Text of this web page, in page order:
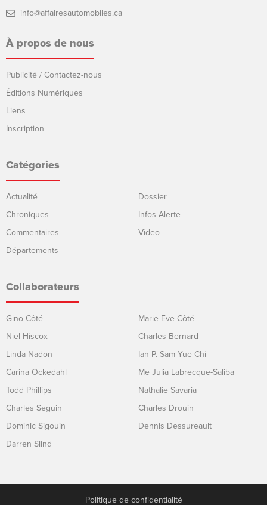
info@affairesautomobiles.ca
À propos de nous
Publicité / Contactez-nous
Éditions Numériques
Liens
Inscription
Catégories
Actualité
Chroniques
Commentaires
Départements
Dossier
Infos Alerte
Video
Collaborateurs
Gino Côté
Niel Hiscox
Linda Nadon
Carina Ockedahl
Todd Phillips
Charles Seguin
Dominic Sigouin
Darren Slind
Marie-Eve Côté
Charles Bernard
Ian P. Sam Yue Chi
Me Julia Labrecque-Saliba
Nathalie Savaria
Charles Drouin
Dennis Dessureault
Politique de confidentialité